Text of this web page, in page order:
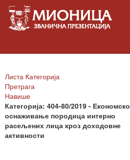
Листа Категорија
Претрага
Навише
Категорија: 404-80/2019 - Економско
оснаживање породица интерно
расељених лица кроз доходовне
активности